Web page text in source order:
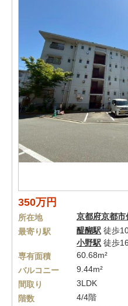
350万円
所在地 京都府京都市
最寄り駅
醍醐駅 徒歩
小野駅 徒歩
専有面積
60.68m²
バルコニー
9.44m²
間取り
3LDK
階数
4/4階